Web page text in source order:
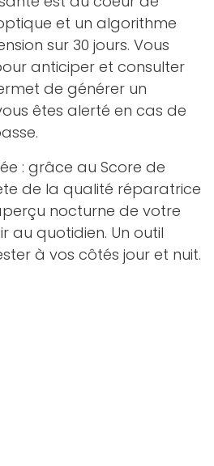
et un algorithme
sur 30 jours. Vous
anticiper et consulter
de générer un
êtes alerté en cas de
: grâce au Score de
de la qualité réparatrice
nocturne de votre
au quotidien. Un outil
à vos côtés jour et nuit.